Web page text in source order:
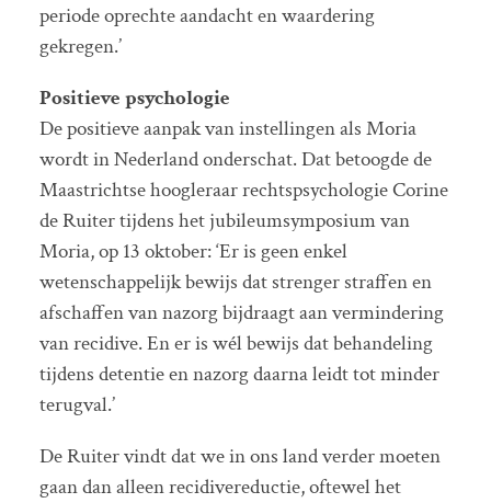
periode oprechte aandacht en waardering
gekregen.’
Positieve psychologie
De positieve aanpak van instellingen als Moria
wordt in Nederland onderschat. Dat betoogde de
Maastrichtse hoogleraar rechtspsychologie Corine
de Ruiter tijdens het jubileumsymposium van
Moria, op 13 oktober: ‘Er is geen enkel
wetenschappelijk bewijs dat strenger straffen en
afschaffen van nazorg bijdraagt aan vermindering
van recidive. En er is wél bewijs dat behandeling
tijdens detentie en nazorg daarna leidt tot minder
terugval.’
De Ruiter vindt dat we in ons land verder moeten
gaan dan alleen recidivereductie, oftewel het